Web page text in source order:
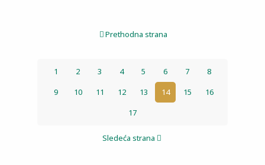
Prethodna strana
1 2 3 4 5 6 7
8
9
10 11 12 13 14 15
16
17
Sledeća strana